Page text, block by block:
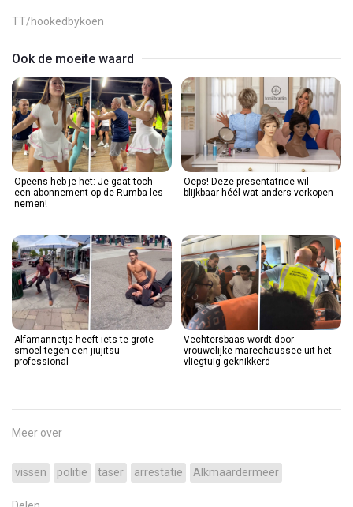
TT/hookedbykoen
Ook de moeite waard
Opeens heb je het: Je gaat toch
een abonnement op de Rumba-les
nemen!
Oeps! Deze presentatrice wil
blijkbaar héél wat anders verkopen
Alfamannetje heeft iets te grote
smoel tegen een jiujitsu-
professional
Vechtersbaas wordt door
vrouwelijke marechaussee uit het
vliegtuig geknikkerd
Meer over
vissen politie taser arrestatie Alkmaardermeer